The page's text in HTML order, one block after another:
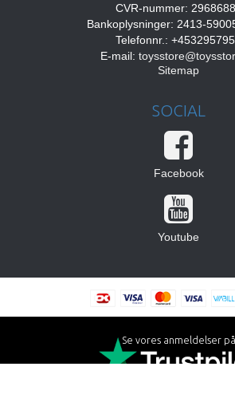
CVR-nummer:
Bankoplysninger: 2413-
Telefonnr.:
E-mail:
Sitemap
SOCIAL
Facebook
Youtube
Se vores anmeldelser på